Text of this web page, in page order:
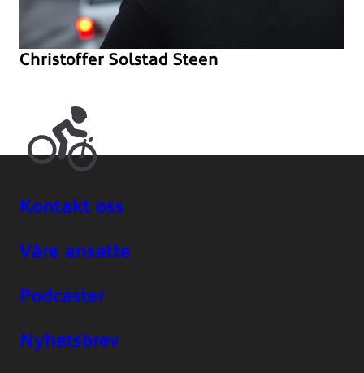
Christoffer Solstad Steen
Kontakt oss
Våre ansatte
Podcaster
Nyhetsbrev